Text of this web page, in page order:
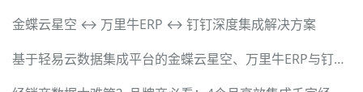
金蝶云星空 ↔ 万里牛ERP ↔ 钉钉深度集成解决方案
基于轻易云数据集成平台的金蝶云星空、万里牛ERP与钉钉一体化对接解决方案》